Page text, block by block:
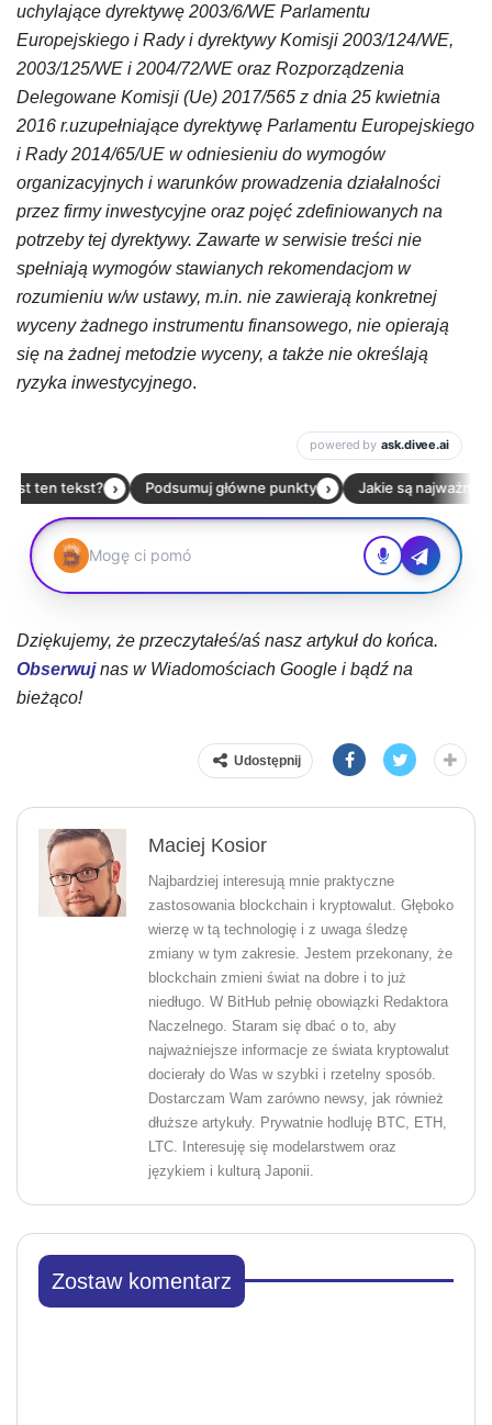
uchylające dyrektywę 2003/6/WE Parlamentu
Europejskiego i Rady i dyrektywy Komisji 2003/124/WE,
2003/125/WE i 2004/72/WE oraz Rozporządzenia
Delegowane Komisji (Ue) 2017/565 z dnia 25 kwietnia
2016 r.uzupełniające dyrektywę Parlamentu Europejskiego
i Rady 2014/65/UE w odniesieniu do wymogów
organizacyjnych i warunków prowadzenia działalności
przez firmy inwestycyjne oraz pojęć zdefiniowanych na
potrzeby tej dyrektywy. Zawarte w serwisie treści nie
spełniają wymogów stawianych rekomendacjom w
rozumieniu w/w ustawy, m.in. nie zawierają konkretnej
wyceny żadnego instrumentu finansowego, nie opierają
się na żadnej metodzie wyceny, a także nie określają
ryzyka inwestycyjnego.
Dziękujemy, że przeczytałeś/aś nasz artykuł do końca.
Obserwujnas w Wiadomościach Google i bądź na
bieżąco!
Udostępnij
Maciej Kosior
Najbardziej interesują mnie praktyczne
zastosowania blockchain i kryptowalut. Głęboko
wierzę w tą technologię i z uwaga śledzę
zmiany w tym zakresie. Jestem przekonany, że
blockchain zmieni świat na dobre i to już
niedługo. W BitHub pełnię obowiązki Redaktora
Naczelnego. Staram się dbać o to, aby
najważniejsze informacje ze świata kryptowalut
docierały do Was w szybki i rzetelny sposób.
Dostarczam Wam zarówno newsy, jak również
dłuższe artykuły. Prywatnie hodluję BTC, ETH,
LTC. Interesuję się modelarstwem oraz
językiem i kulturą Japonii.
Zostaw komentarz